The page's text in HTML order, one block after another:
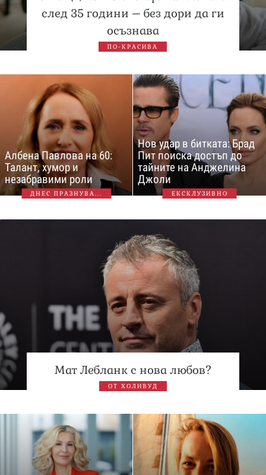
след 35 години – без дори да ги
осъзнава
ПО-КРАСИВА
Албена Павлова на 60:
Талант, хумор и
незабравими роли
ДНЕС ПРАЗНУВА...
Нов удар в битката: Брад
Пит поиска достъп до
тайните на Анджелина
Джоли
ЕКСКЛУЗИВНО
Мат Лебланк с нова любов?
ОТ ХОЛИВУД